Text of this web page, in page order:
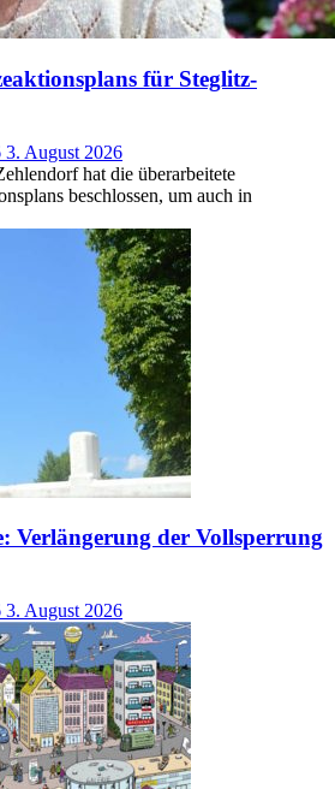
für Steglitz-
3. August 2026
hat die überarbeitete
beschlossen, um auch in
Verlängerung der Vollsperrung
3. August 2026